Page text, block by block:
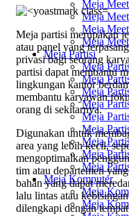
Meja
Meja
Meja
Meja
Meja Partisi
Meja
Meja
Meja
Meja
Meja
Meja
Meja
Meja
Meja
Meja Komputer
Meja
Meja
Meja partisi merupakan
atau panel yang
privasi bagi seorang
partisi dapat membantu
lingkungan kantor
membantu karyawan
orang di sekitarnya.
Digunakan untuk
area yang lebih kecil,
mengoptimalkan
tim atau departemen
bahan yang dapat
lalu lintas atau
dilengkapi dengan